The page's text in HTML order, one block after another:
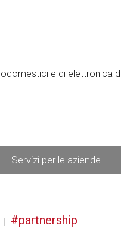
Servizi per le aziende
partnership